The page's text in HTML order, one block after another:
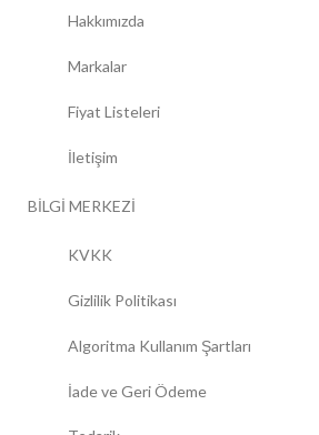
Hakkımızda
Markalar
Fiyat Listeleri
İletişim
BİLGİ MERKEZİ
KVKK
Gizlilik Politikası
Algoritma Kullanım Şartları
İade ve Geri Ödeme